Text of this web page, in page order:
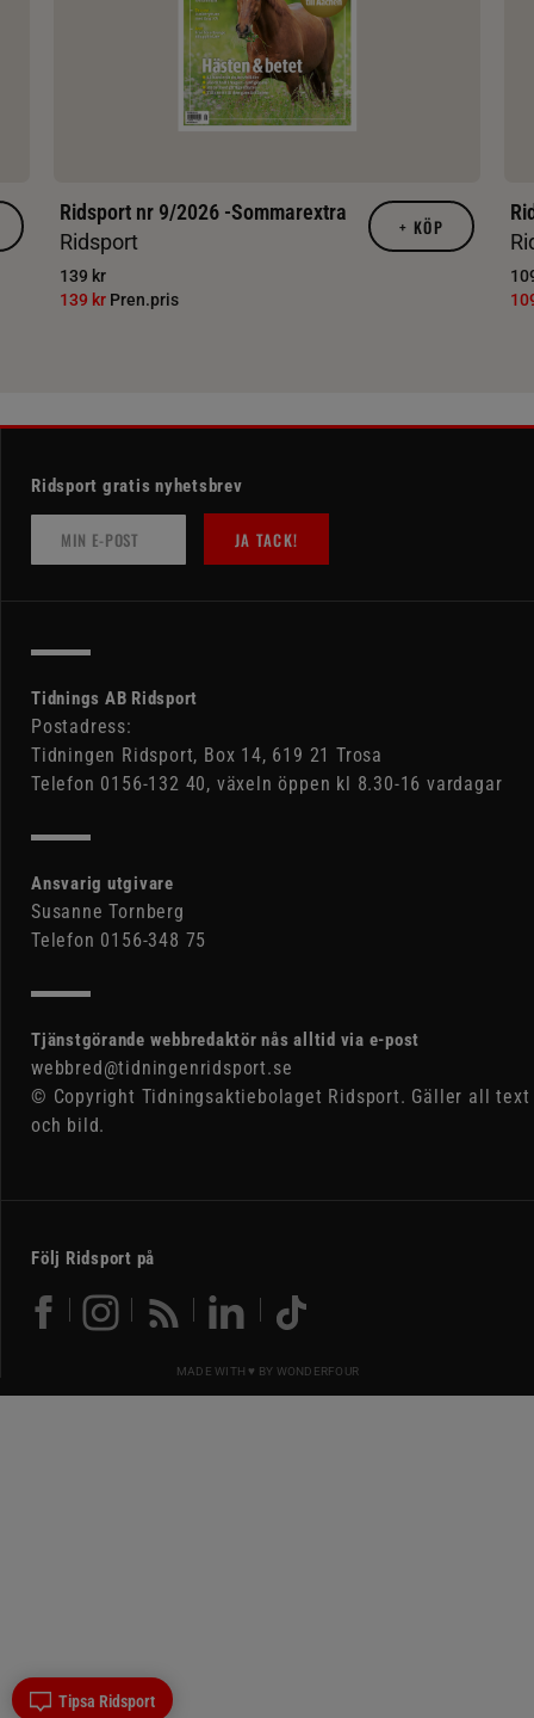
Ridsport nr 9/2026 -Sommarextra
Ridsport
139 kr
139 kr Pren.pris
+ KÖP
Tipsa Ridsport
Ridsport gratis nyhetsbrev
JA TACK!
Tidnings AB Ridsport
Postadress:
Tidningen Ridsport, Box 14, 619 21 Trosa
Telefon 0156-132 40, växeln öppen kl 8.30-16 vardagar
Ansvarig utgivare
Susanne Tornberg
Telefon 0156-348 75
Tjänstgörande webbredaktör nås alltid via e-post
webbred@tidningenridsport.se
© Copyright Tidningsaktiebolaget Ridsport. Gäller all text
och bild.
Följ Ridsport på
MADE WITH ♥ BY WONDERFOUR